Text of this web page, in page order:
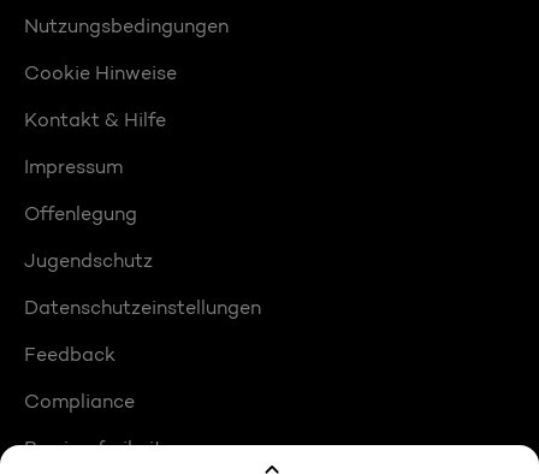
Nutzungsbedingungen
Cookie Hinweise
Kontakt & Hilfe
Impressum
Offenlegung
Jugendschutz
Datenschutzeinstellungen
Feedback
Compliance
Barrierefreiheit